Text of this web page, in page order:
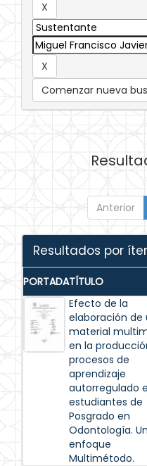
Comenzar nueva
Anterior
Resultados por
PORTADATÍTULO
Efecto de la
elaboración de
material
en la
procesos de
aprendizaje
autorregulado
estudiantes de
Posgrado en
Odontología. Un
enfoque
Multimétodo.